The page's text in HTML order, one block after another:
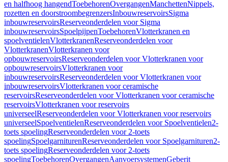
en halfhoog hangendToebehorenOvergangenManchettenNippels,
rozetten en doorstroombegrenzersInbouwreservoirsSigma
inbouwreservoirsReserveonderdelen voor Sigma
inbouwreservoirsSpoelpijpenToebehorenVlotterkranen en
spoelventielenVlotterkranenReserveonderdelen voor
VlotterkranenVlotterkranen voor
opbouwreservoirsReserveonderdelen voor Vlotterkranen voor
opbouwreservoirsVlotterkranen voor
inbouwreservoirsReserveonderdelen voor Vlotterkranen voor
inbouwreservoirsVlotterkranen voor ceramische
reservoirsReserveonderdelen voor Vlotterkranen voor ceramische
reservoirsVlotterkranen voor reservoirs
universeelReserveonderdelen voor Vlotterkranen voor reservoirs
universeelSpoelventielenReserveonderdelen voor Spoelventielen2-
toets spoelingReserveonderdelen voor 2-toets
spoelingSpoelgarniturenReserveonderdelen voor Spoelgarnituren2-
toets spoelingReserveonderdelen voor 2-toets
spoelingToebehorenOvergangenAanvoersystemenGeberit